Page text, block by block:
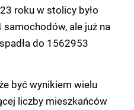
roku w stolicy było
ale już na
do 1562953
być wynikiem wielu
liczby mieszkańców